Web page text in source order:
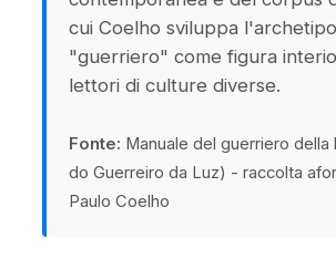
cui Coelho sviluppa
"guerriero" come figura
lettori di culture diverse.
Fonte: Manuale del guerriero della
do Guerreiro da Luz) - raccolta
Paulo Coelho